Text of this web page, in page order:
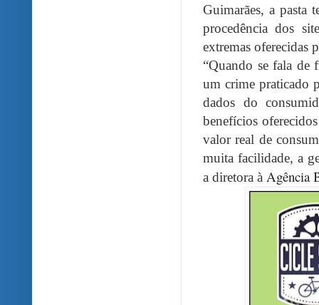
Guimarães, a pasta
procedência dos
extremas oferecidas
“Quando se fala de
um crime praticado
dados do
benefícios
valor real de
muita facilidade, a
a diretora à Agência